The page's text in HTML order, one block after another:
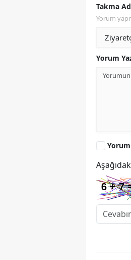
Takma Ad
Yorum
Yorum